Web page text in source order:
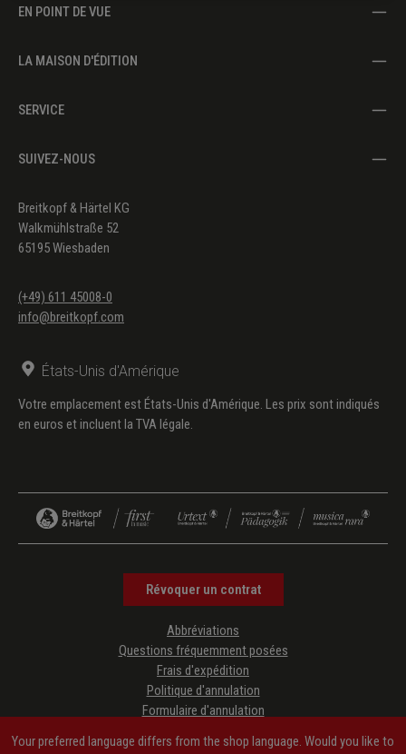
EN POINT DE VUE
LA MAISON D'ÉDITION
SERVICE
SUIVEZ-NOUS
Breitkopf & Härtel KG
Walkmühlstraße 52
65195 Wiesbaden
(+49) 611 45008-0
info@breitkopf.com
États-Unis d'Amérique
Votre emplacement est États-Unis d'Amérique. Les prix sont indiqués
en euros et incluent la TVA légale.
Révoquer un contrat
Abbréviations
Questions fréquemment posées
Frais d'expédition
Politique d'annulation
Formulaire d'annulation
CGV
Your preferred language differs from the shop language. Would you like to